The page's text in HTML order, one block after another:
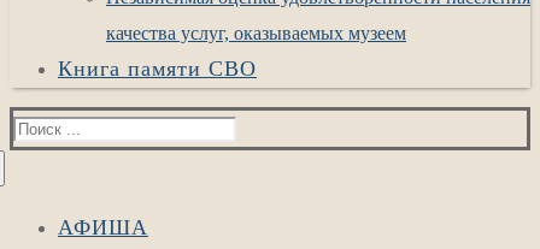
качества услуг, оказываемых музеем
Книга памяти СВО
Найти:
АФИША